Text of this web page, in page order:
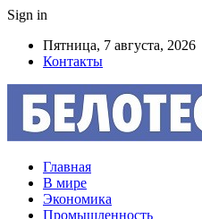
Sign in
Пятница, 7 августа, 2026
Контакты
Главная
В мире
Экономика
Промышленность